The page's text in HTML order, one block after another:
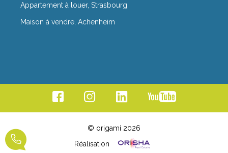
Appartement à louer, Strasbourg
Maison à vendre, Achenheim
© origami 2026
Réalisation